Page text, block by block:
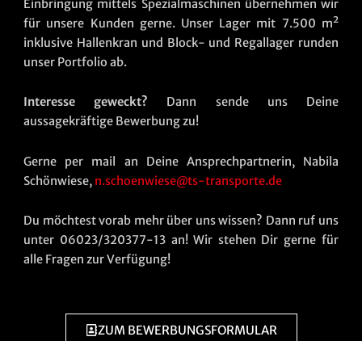
Einbringung mittels Spezialmaschinen übernehmen wir
für unsere Kunden gerne. Unser Lager mit 7.500 m²
inklusive Hallenkran und Block- und Regallager runden
unser Portfolio ab.
Interesse geweckt? Dann sende uns Deine
aussagekräftige Bewerbung zu!
Gerne per mail an Deine Ansprechpartnerin, Nabila
Schönwiese, n.schoenwiese@ts-transporte.de
Du möchtest vorab mehr über uns wissen? Dann ruf uns
unter 06023/320377-13 an! Wir stehen Dir gerne für
alle Fragen zur Verfügung!
ZUM BEWERBUNGSFORMULAR